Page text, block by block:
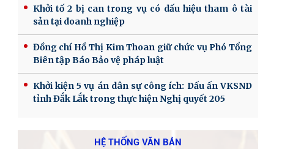
Khởi tố 2 bị can trong vụ có dấu hiệu tham ô tài
sản tại doanh nghiệp
Đồng chí Hồ Thị Kim Thoan giữ chức vụ Phó Tổng
Biên tập Báo Bảo vệ pháp luật
Khởi kiện 5 vụ án dân sự công ích: Dấu ấn VKSND
tỉnh Đắk Lắk trong thực hiện Nghị quyết 205
HỆ THỐNG VĂN BẢN